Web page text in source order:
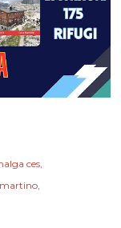
ces
martino